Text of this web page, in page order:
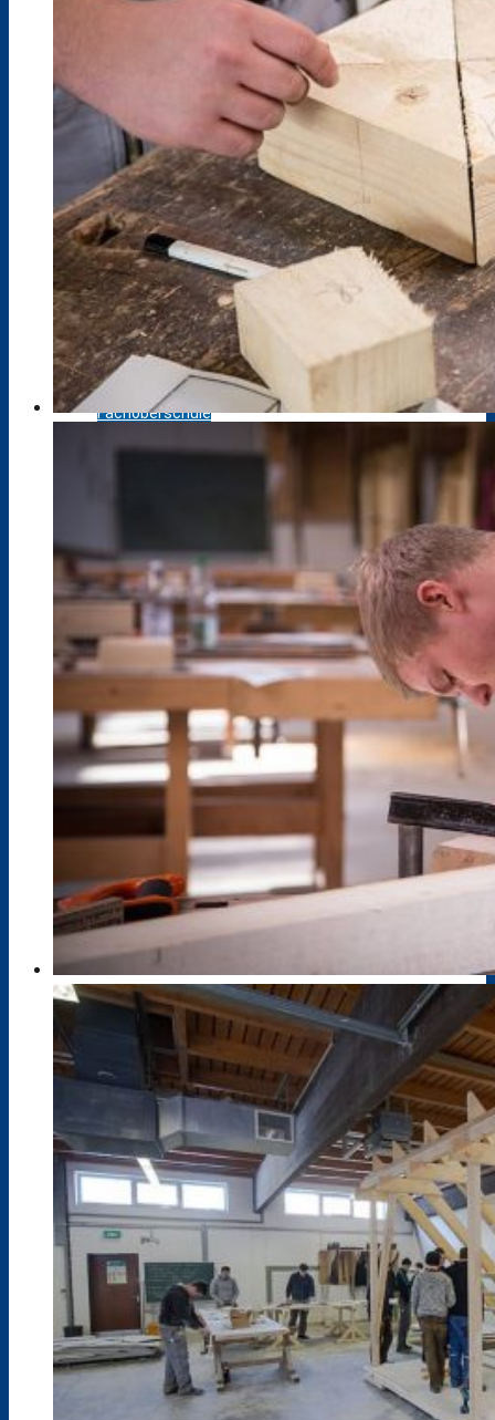
Berufsausbildung im Dualen System
Berufsfelderprobung (Werkstatttage)
Berufsvorbereitung / AV-SH ohne ESA
Berufliches Gymnasium
Fachoberschule
Berufsfachschule III
AV-SH mit ESA, ehem. BFS I
Bik-DaZ
Zusatzqualifikationen
Schweißkurse DVS
Zertifizierungskurs Ausbildung der
Ausbilderinnen und Ausbilder (IHK)
Berufsfelder
Agrarwirtschaft
Bautechnik
Berufsvorbereitung AV-SH ohne ESA
Elektrotechnik